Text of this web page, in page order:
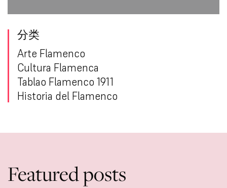
分类
Arte Flamenco
Cultura Flamenca
Tablao Flamenco 1911
Historia del Flamenco
Featured posts